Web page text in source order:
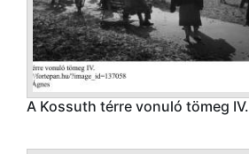
A Kossuth térre vonuló tömeg IV.